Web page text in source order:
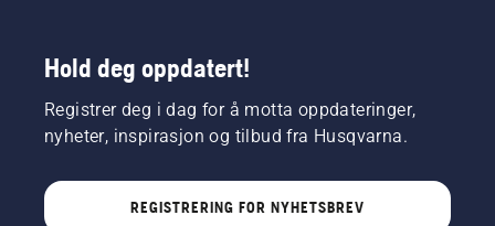
Hold deg oppdatert!
Registrer deg i dag for å motta oppdateringer,
nyheter, inspirasjon og tilbud fra Husqvarna.
REGISTRERING FOR NYHETSBREV